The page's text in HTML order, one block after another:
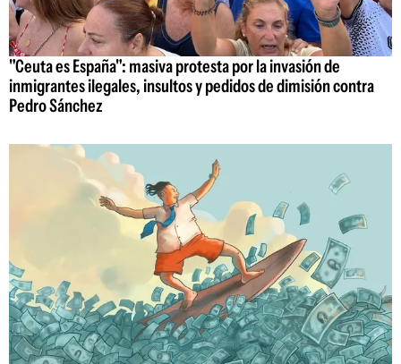
"Ceuta es España": masiva protesta por la invasión de
inmigrantes ilegales, insultos y pedidos de dimisión contra
Pedro Sánchez